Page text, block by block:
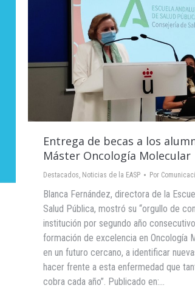
Entrega de becas a los
Máster Oncología Molecular
Destacados, Noticias de la EASP Por
Blanca Fernández, directora de la
Salud Pública, mostró su “orgullo de
institución por segundo año
formación de excelencia en Oncología
en un futuro cercano, a identificar
hacer frente a esta enfermedad que
cobra cada año”. Publicado en:…